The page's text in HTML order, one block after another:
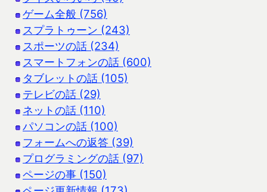
ゲーム全般 (756)
スプラトゥーン (243)
スポーツの話 (234)
スマートフォンの話 (600)
タブレットの話 (105)
テレビの話 (29)
ネットの話 (110)
パソコンの話 (100)
フォームへの返答 (39)
プログラミングの話 (97)
ページの事 (150)